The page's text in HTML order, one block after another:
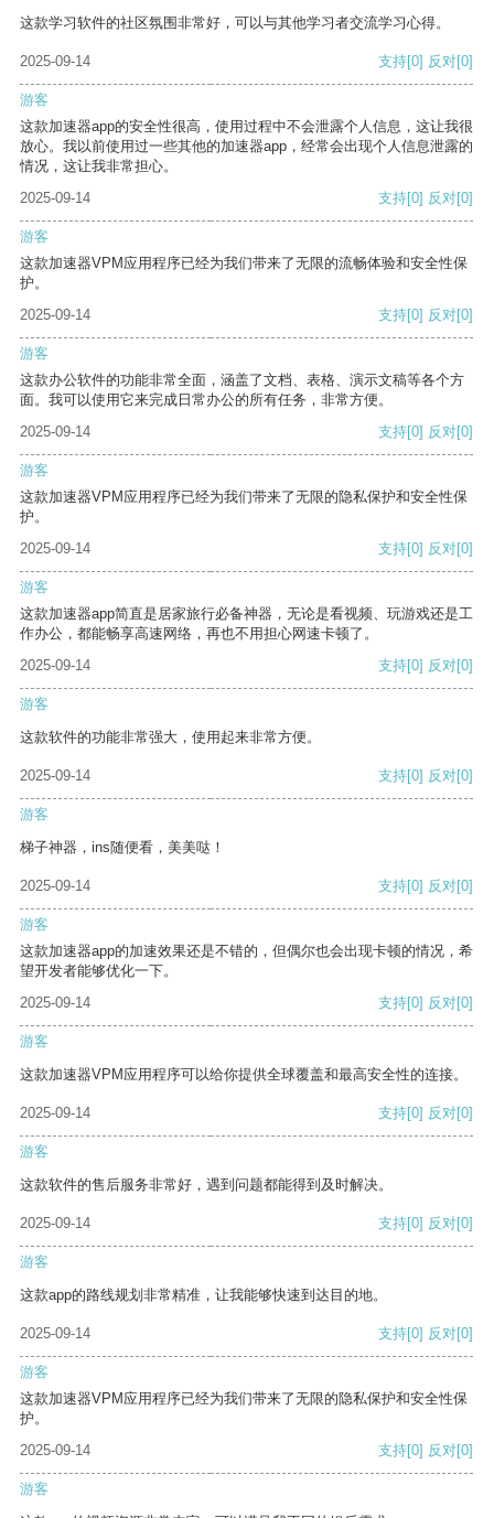
这款学习软件的社区氛围非常好，可以与其他学习者交流学习心得。
2025-09-14 支持[0] 反对[0]
游客
这款加速器app的安全性很高，使用过程中不会泄露个人信息，这让我很
放心。我以前使用过一些其他的加速器app，经常会出现个人信息泄露的
情况，这让我非常担心。
2025-09-14
支持[0] 反对[0]
游客
这款加速器VPM应用程序已经为我们带来了无限的流畅体验和安全性保
护。
2025-09-14
支持[0] 反对[0]
游客
这款办公软件的功能非常全面，涵盖了文档、表格、演示文稿等各个方
面。我可以使用它来完成日常办公的所有任务，非常方便。
2025-09-14
支持[0] 反对[0]
游客
这款加速器VPM应用程序已经为我们带来了无限的隐私保护和安全性保
护。
2025-09-14
支持[0] 反对[0]
游客
这款加速器app简直是居家旅行必备神器，无论是看视频、玩游戏还是工
作办公，都能畅享高速网络，再也不用担心网速卡顿了。
2025-09-14
支持[0] 反对[0]
游客
这款软件的功能非常强大，使用起来非常方便。
2025-09-14 支持[0] 反对[0]
游客
梯子神器，ins随便看，美美哒！
2025-09-14 支持[0] 反对[0]
游客
这款加速器app的加速效果还是不错的，但偶尔也会出现卡顿的情况，希
望开发者能够优化一下。
2025-09-14
支持[0] 反对[0]
游客
这款加速器VPM应用程序可以给你提供全球覆盖和最高安全性的连接。
2025-09-14 支持[0] 反对[0]
游客
这款软件的售后服务非常好，遇到问题都能得到及时解决。
2025-09-14 支持[0] 反对[0]
游客
这款app的路线规划非常精准，让我能够快速到达目的地。
2025-09-14 支持[0] 反对[0]
游客
这款加速器VPM应用程序已经为我们带来了无限的隐私保护和安全性保
护。
2025-09-14
支持[0] 反对[0]
游客